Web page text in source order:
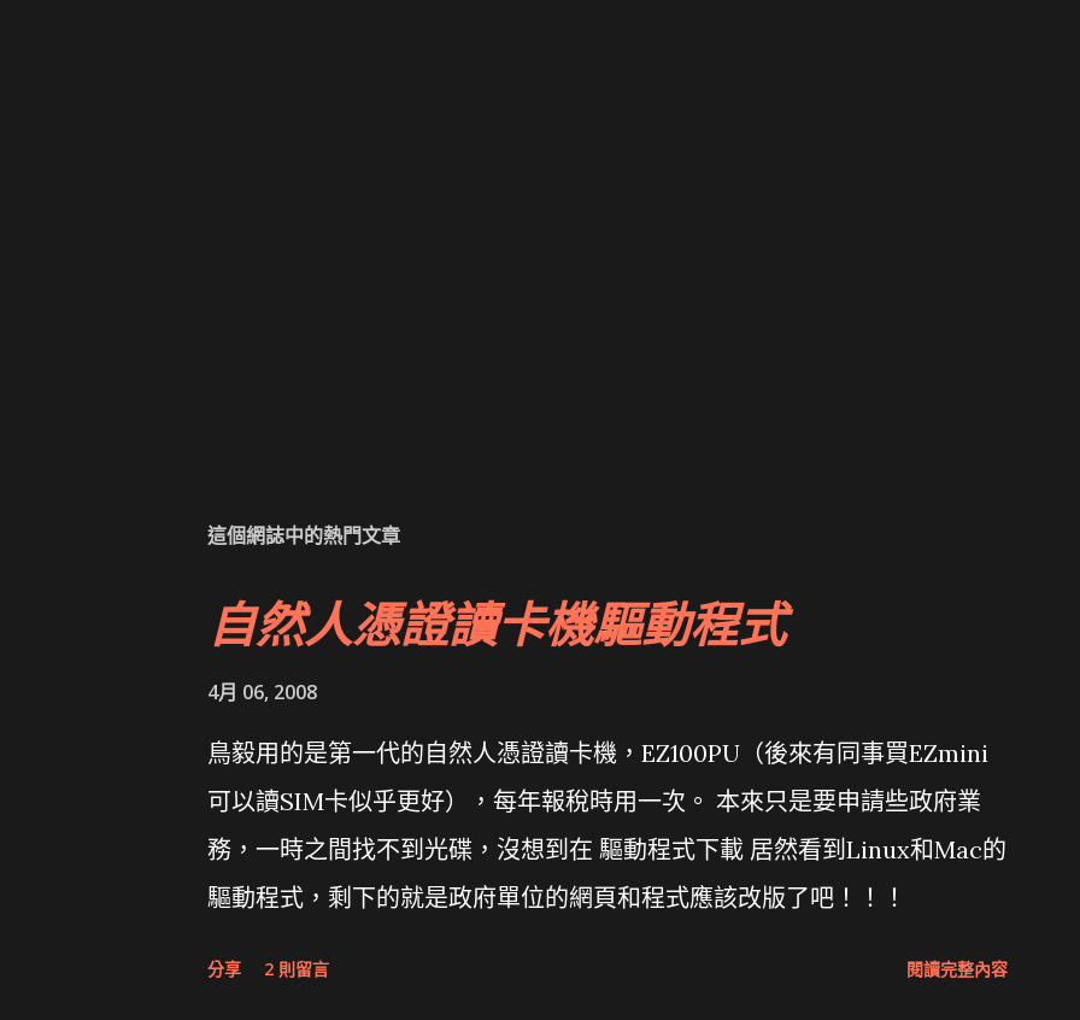
這個網誌中的熱門文章
自然人憑證讀卡機驅動程式
4月 06, 2008
鳥毅用的是第一代的自然人憑證讀卡機，EZ100PU（後來有同事買EZmini
可以讀SIM卡似乎更好），每年報稅時用一次。 本來只是要申請些政府業
務，一時之間找不到光碟，沒想到在 驅動程式下載 居然看到Linux和Mac的
驅動程式，剩下的就是政府單位的網頁和程式應該改版了吧！！！
分享 2 則留言 閱讀完整內容